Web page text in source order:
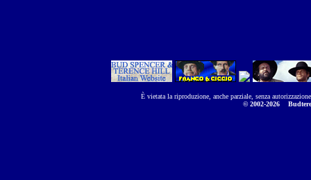
È vietata la riproduzione, anche parziale, senza
© 2002-2026